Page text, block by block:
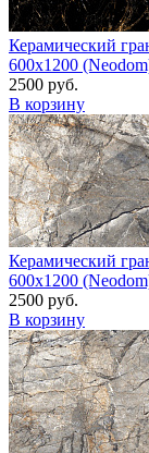
Керамический
600x1200
2500 руб.
В корзину
Керамический
600x1200
2500 руб.
В корзину